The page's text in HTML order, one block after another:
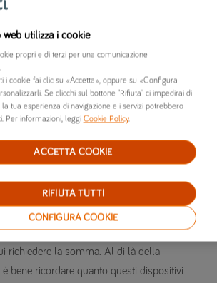
le
In commercio possiamo quindi
di una o più parti
integrano al seggiolino già in uso
all’auto
sia dal seggiolino sia dal veicolo
dispositivi anti
un contributo fino a 30 euro
anti abbandono, rimangono da definire
richiedere la somma. Al di là della
bene ricordare quanto questi dispositivi
utilizza i cookie
propri e di terzi per una comunicazione
i cookie fai clic su «Accetta», oppure su «Configura
Se clicchi sul bottone "Rifiuta" ci impedirai di
tua esperienza di navigazione e i servizi potrebbero
Per informazioni, leggi Cookie Policy.
CONFIGURA COOKIE
RIFIUTA TUTTI
ACCETTA COOKIE